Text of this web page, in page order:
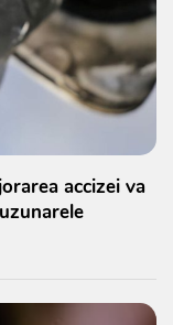
accizei va